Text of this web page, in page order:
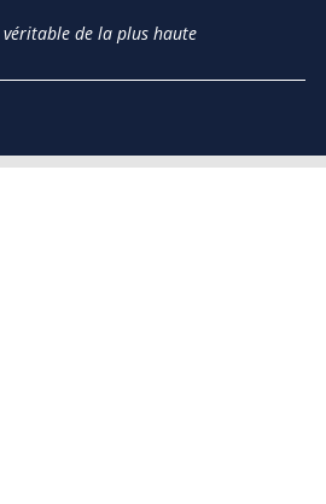
véritable de la plus haute